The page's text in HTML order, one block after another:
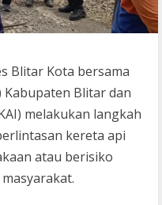
Blitar Kota bersama
Blitar dan
melakukan langkah
kereta api
atau berisiko